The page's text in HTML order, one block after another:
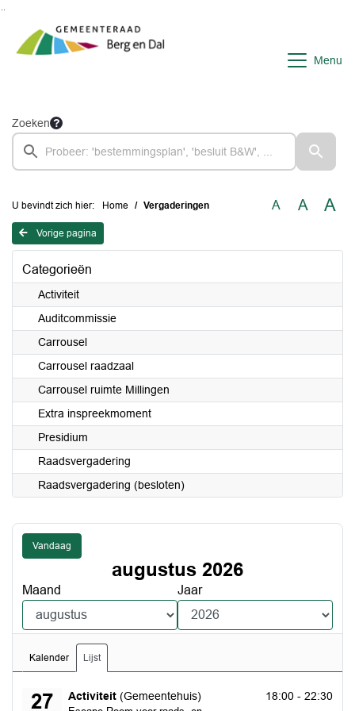
Menu
Zoeken
U bevindt zich hier: Home Vergaderingen A A A
Vorige pagina
Categorieën
Activiteit
Auditcommissie
Carrousel
Carrousel raadzaal
Carrousel ruimte Millingen
Extra inspreekmoment
Presidium
Raadsvergadering
Raadsvergadering (besloten)
Vandaag
augustus 2026
Maand Jaar
Kalender Lijst
27 Activiteit (Gemeentehuis)
donderdag 27 augustus 2026 18:00 - 22:30